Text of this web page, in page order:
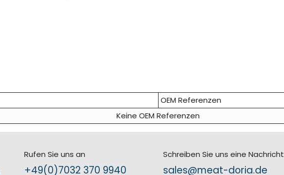
OEM Referenzen
Keine OEM Referenzen
Rufen Sie uns an
+49(0)7​032 370 9940
Schreiben Sie uns eine Nachricht
sales@meat-doria.de